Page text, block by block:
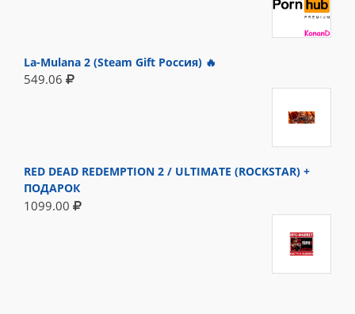
La-Mulana 2 (Steam Gift Россия) 🔥
549.06
RED DEAD REDEMPTION 2 / ULTIMATE (ROCKSTAR) +
ПОДАРОК
1099.00